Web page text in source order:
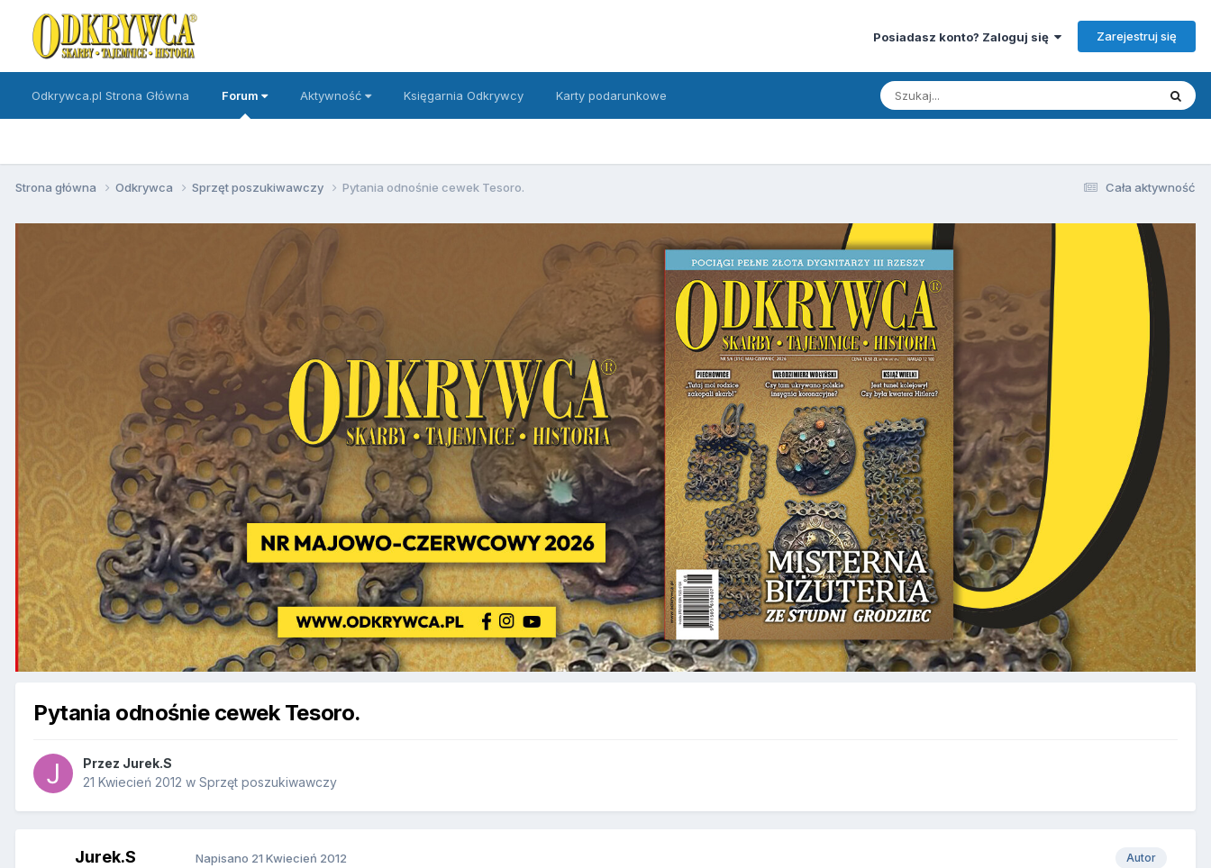
Posiadasz konto? Zaloguj się Zarejestruj się
Odkrywca.pl Strona Główna Forum Aktywność Księgarnia Odkrywcy Karty podarunkowe
Cała aktywność
Strona główna Odkrywca Sprzęt poszukiwawczy Pytania odnośnie cewek Tesoro.
Pytania odnośnie cewek Tesoro.
Przez Jurek.S
21 Kwiecień 2012 w Sprzęt poszukiwawczy
Jurek.S Autor
Napisano 21 Kwiecień 2012